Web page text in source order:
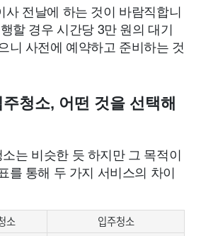
사 전날에 하는 것이 바람직합니
할 경우 시간당 3만 원의 대기
니 사전에 예약하고 준비하는 것
청소, 어떤 것을 선택해
는 비슷한 듯 하지만 그 목적이
를 통해 두 가지 서비스의 차이
소 입주청소